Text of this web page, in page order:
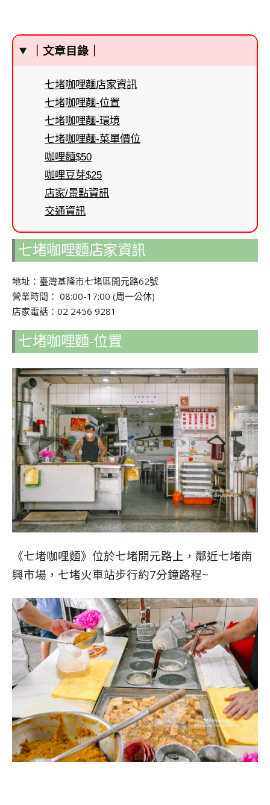
｜文章目錄｜
七堵咖哩麵店家資訊
七堵咖哩麵-位置
七堵咖哩麵-環境
七堵咖哩麵-菜單價位
咖哩麵$50
咖哩豆芽$25
店家/景點資訊
交通資訊
七堵咖哩麵店家資訊
地址：臺灣基隆市七堵區開元路62號
營業時間： 08:00-17:00 (周一公休)
店家電話：02 2456 9281
七堵咖哩麵-位置
《七堵咖哩麵》位於七堵開元路上，鄰近七堵南
興市場 ， 七堵火車站步行約7分鐘路程~